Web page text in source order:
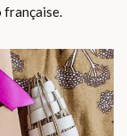
française.